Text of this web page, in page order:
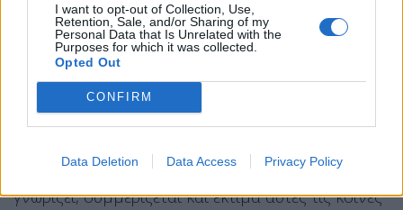
I want to opt-out of Collection, Use,
Retention, Sale, and/or Sharing of my
Personal Data that Is Unrelated with the
Purposes for which it was collected.
Opted Out
CONFIRM
Data Deletion Data Access Privacy Policy
να επιδιώκει την εμπλοκή των ευρωπαϊκών
θεσμών σε ζητήματα που υπονομεύουν την
εθνική κυριαρχία. To ECR, εξ’ όσων γνωρίζουμε,
υποστηρίζει την ίδια αρχή, αντιτιθέμενο στην
εμπλοκή των ευρωπαϊκών θεσμών σε ζητήματα
βέβαιοι εάν η Ευρωομάδα από την Ελληνική Λύση
γνωρίζει, συμμερίζεται και εκτιμά αυτές τις κοινές